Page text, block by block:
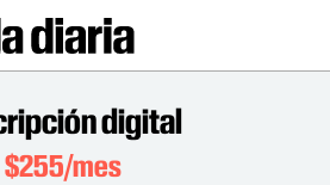
digital
$255/mes